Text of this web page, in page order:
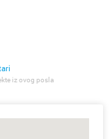
iz ovog posla